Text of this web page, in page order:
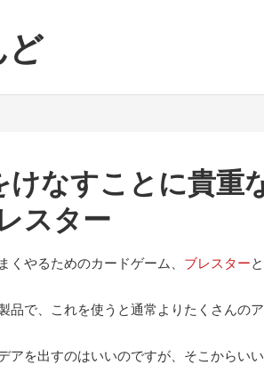
ど
けなすことに貴重
スター
やるためのカードゲーム、 ブレスター
品で、これを使うと通常よりたくさんの
アを出すのはいいのですが、そこからい